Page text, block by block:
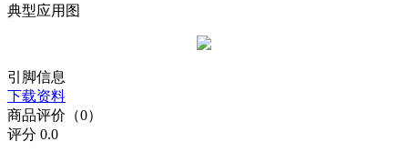
典型应用图
引脚信息
下载资料
商品评价（0）
评分 0.0